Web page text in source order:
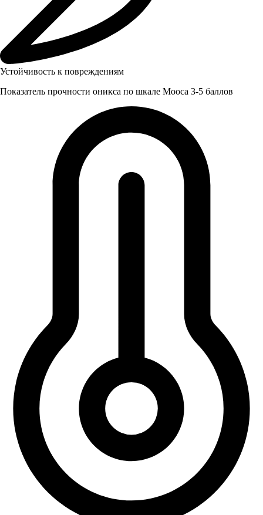
Устойчивость к повреждениям
Показатель прочности оникса по шкале Мооса 3-5 баллов